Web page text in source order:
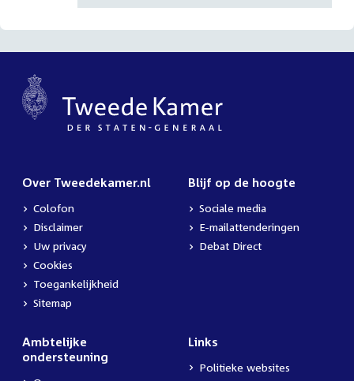
Over Tweedekamer.nl
Colofon
Disclaimer
Uw privacy
Cookies
Toegankelijkheid
Sitemap
Blijf op de hoogte
Sociale media
E-mailattenderingen
Debat Direct
Ambtelijke
ondersteuning
Links
Politieke websites